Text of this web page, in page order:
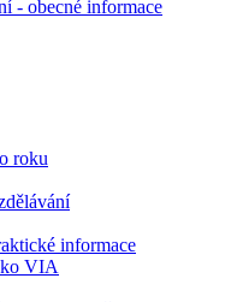
- obecné informace
roku
informace
VIA